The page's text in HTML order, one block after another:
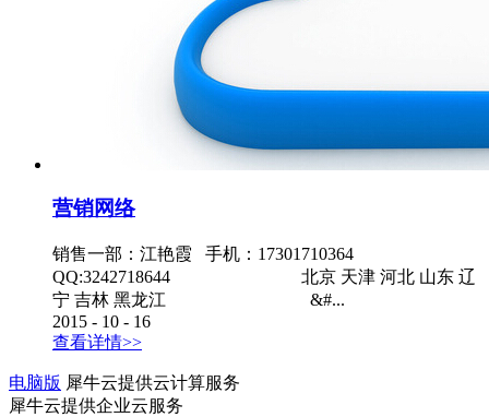
营销网络
销售一部：江艳霞 手机：17301710364
QQ:3242718644 北京 天津 河北 山东 辽
宁 吉林 黑龙江 &#...
2015 - 10 - 16
查看详情>>
电脑版 犀牛云提供云计算服务
犀牛云提供企业云服务